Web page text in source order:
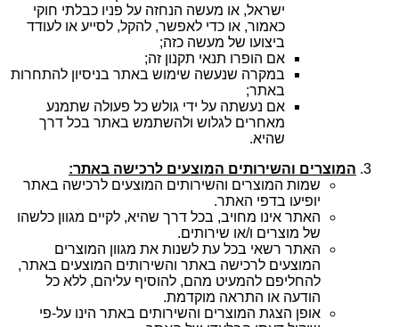
ישראל, או מעשה הנחזה על פניו כבלתי חוקי
כאמור, או כדי לאפשר, להקל, לסייע או לעודד
ביצועו של מעשה כזה;
אם הופרו תנאי תקנון זה;
במקרה שנעשה שימוש באתר בניסיון להתחרות
באתר;
אם נעשתה על ידי גולש כל פעולה שתמנע
מאחרים לגלוש ולהשתמש באתר בכל דרך
שהיא.
המוצרים והשירותים המוצעים לרכישה באתר:
שמות המוצרים והשירותים המוצעים לרכישה באתר
יופיעו בדפי האתר.
האתר אינו מחויב, בכל דרך שהיא, לקיים מגוון כלשהו
של מוצרים ו/או שירותים.
האתר רשאי בכל עת לשנות את מגוון המוצרים
המוצעים לרכישה באתר והשירותים המוצעים באתר,
להחליפם להמעיט מהם, להוסיף עליהם, ללא כל
הודעה או התראה מוקדמת.
אופן הצגת המוצרים והשירותים באתר הינו על-פי